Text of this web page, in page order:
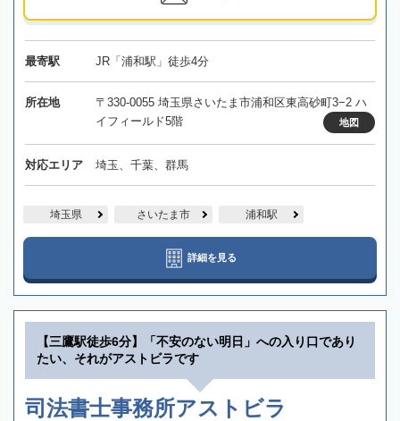
最寄駅 JR「浦和駅」徒歩4分
所在地
〒330-0055 埼玉県さいたま市浦和区東高砂町3−2 ハ
イフィールド5階
地図
対応エリア 埼玉、千葉、群馬
埼玉県 さいたま市 浦和駅
詳細を見る
【三鷹駅徒歩6分】「不安のない明日」への入り口であり
たい、それがアストビラです
司法書士事務所アストビラ